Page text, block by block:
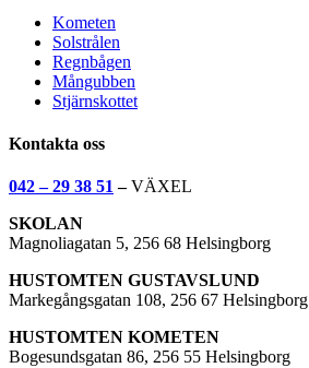
Kometen
Solstrålen
Regnbågen
Mångubben
Stjärnskottet
Kontakta oss
042 – 29 38 51–VÄXEL
SKOLAN
Magnoliagatan 5, 256 68 Helsingborg
HUSTOMTEN GUSTAVSLUND
Markegångsgatan 108, 256 67 Helsingborg
HUSTOMTEN KOMETEN
Bogesundsgatan 86, 256 55 Helsingborg